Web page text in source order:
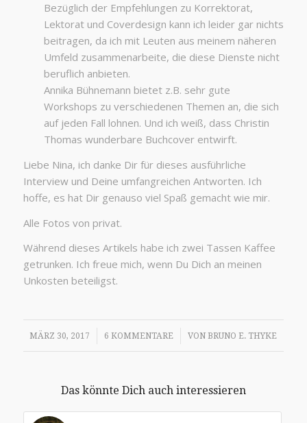
Bezüglich der Empfehlungen zu Korrektorat,
Lektorat und Coverdesign kann ich leider gar nichts
beitragen, da ich mit Leuten aus meinem näheren
Umfeld zusammenarbeite, die diese Dienste nicht
beruflich anbieten.
Annika Bühnemann bietet z.B. sehr gute
Workshops zu verschiedenen Themen an, die sich
auf jeden Fall lohnen. Und ich weiß, dass Christin
Thomas wunderbare Buchcover entwirft.
Liebe Nina, ich danke Dir für dieses ausführliche
Interview und Deine umfangreichen Antworten. Ich
hoffe, es hat Dir genauso viel Spaß gemacht wie mir.
Alle Fotos von privat.
Während dieses Artikels habe ich zwei Tassen Kaffee
getrunken. Ich freue mich, wenn Du Dich an meinen
Unkosten beteiligst.
MÄRZ 30, 2017
/ 6 KOMMENTARE
/ VONBRUNO E. THYKE
Das könnte Dich auch interessieren